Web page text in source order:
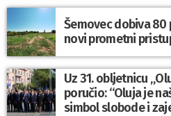
Šemovec dobiva
novi prometni
Uz 31. obljetnicu
poručio: “Oluja je
simbol slobode i